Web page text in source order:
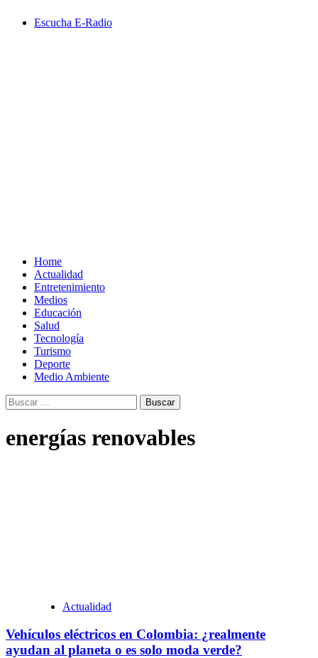
Escucha E-Radio
Home
Actualidad
Entretenimiento
Medios
Educación
Salud
Tecnología
Turismo
Deporte
Medio Ambiente
Buscar:
energías renovables
Actualidad
Vehículos eléctricos en Colombia: ¿realmente
ayudan al planeta o es solo moda verde?